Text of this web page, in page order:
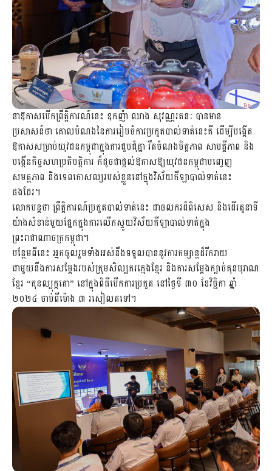
នាឱកាសបើកព្រឹត្តិការណ៍នេះ ឧកញ៉ា ឈាង សុវណ្ណរតនៈ បានមាន
ប្រសាសន៍ថា គោលបំណងនៃការរៀបចំការប្រកួតបាល់ទាត់នេះគឺ ដើម្បីបង្កើត
ឱកាសសម្រាប់យុវជនកម្ពុជាក្នុងការជួបជុំគ្នា រឹតចំណងមិត្តភាព សាមគ្គីភាព និង
បង្កើនកិច្ចសហប្រតិបត្តិការ ក៏ដូចជាផ្តល់ឱកាសឱ្យយុវជនកម្ពុជាបញ្ចេញ
សមត្ថភាព និងទេពកោសល្យរបស់ខ្លួននៅក្នុងវិស័យកីឡាបាល់ទាត់នេះ
ផងដែរ។
លោកបន្តថា ព្រឹត្តិការណ៍ប្រកួតបាល់ទាត់នេះ ជាចលករដ៏ពិសេស និងដើរតួនាទី
យ៉ាងសំខាន់មួយផ្នែកក្នុងការលើកស្ទួយវិស័យកីឡាបាល់ទាត់ក្នុង
ព្រះរាជាណាចក្រកម្ពុជា។
បន្ថែមពីនេះ អ្នកចូលរួមទាំងអស់នឹងទទួលបាននូវការកម្សាន្តដ៏រីករាយ
ជាមួយនឹងការសម្តែងរបស់ក្រុមសិល្បករក្មេងខ្មែរ និងការសម្តែងក្បាច់គុនបុរាណ
ខ្មែរ “គុនល្បុក្កតោ” នៅក្នុងពិធីបើកការប្រកួត នៅថ្ងៃទី ៣០ ខែវិច្ឆិកា ឆ្នាំ
២០២៤ ចាប់ពីម៉ោង ៣ រសៀលតទៅ។